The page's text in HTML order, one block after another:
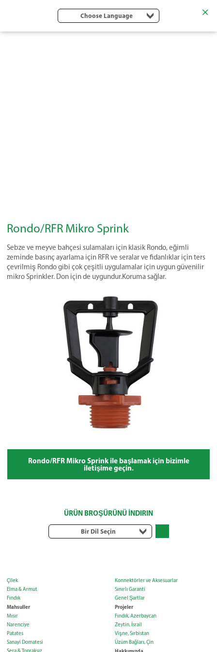
Choose Language
Rondo/RFR Mikro Sprink
Sebze ve meyve bahçesi sulamaları için klasik Rondo, eğimli
zeminde basınç ayarlama için RFR ve seralar ve fidanlıklar için ters
çevrilmiş Rondo gibi çok çeşitli uygulamalar için uygun güvenilir
mikro Sprinkler. Don için de uygundur.Koruma sağlar.
Rondo/RFR Mikro Sprink ile başlamak için bizimle
iletişime geçin.
ÜRÜN BROŞÜRÜNÜ İNDIRIN
Bir Dil Seçin
Çilek
Elma & Armut
Fındık
Mahsuller
Mısır
Narenciye
Patates
Sanayi Domatesi
Konnektörler ve Aksesuarlar
Sınırlı Garanti
Genel Şartlar
Projeler
Fındık, Azerbaycan
Zeytin, İsrail
Vişne, Sırbistan
Üzüm Bağları, Çin